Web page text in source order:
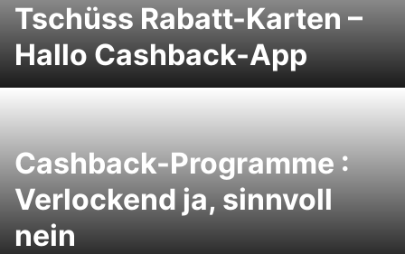
Tschüss Rabatt-Karten –
Hallo Cashback-App
Cashback-Programme :
Verlockend ja, sinnvoll
nein